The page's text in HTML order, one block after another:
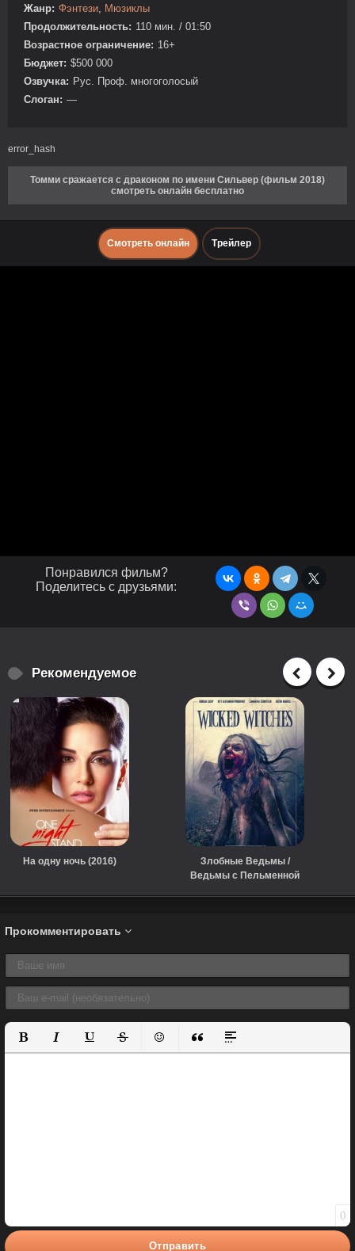
Жанр: Фэнтези, Мюзиклы
Продолжительность: 110 мин. / 01:50
Возрастное ограничение: 16+
Бюджет: $500 000
Озвучка: Рус. Проф. многоголосый
Слоган: —
error_hash
Томми сражается с драконом по имени Сильвер (фильм 2018)
смотреть онлайн бесплатно
Смотреть онлайн Трейлер
Понравился фильм?
Поделитесь с друзьями:
Рекомендуемое
На одну ночь (2016)
Злобные Ведьмы /
Ведьмы с Пельменной
Прокомментировать
Полужирный
КурсивПодчеркнутый
ЗачеркнутыйВставить смайлик
Вставка цитаты
Вставка спойлера
0
Отправить